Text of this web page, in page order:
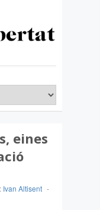
eines
Ivan Altisent -